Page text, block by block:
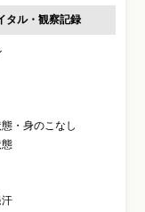
タル・観察記録
・身のこなし
態
汗